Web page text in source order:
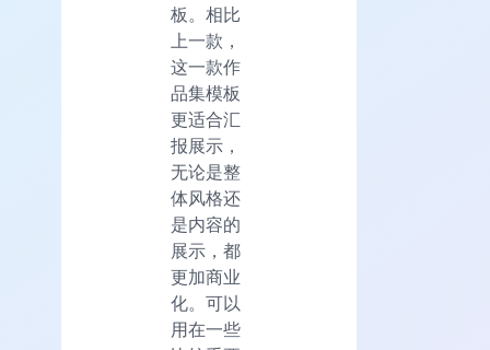
板。相比
上一款，
这一款作
品集模板
更适合汇
报展示，
无论是整
体风格还
是内容的
展示，都
更加商业
化。可以
用在一些